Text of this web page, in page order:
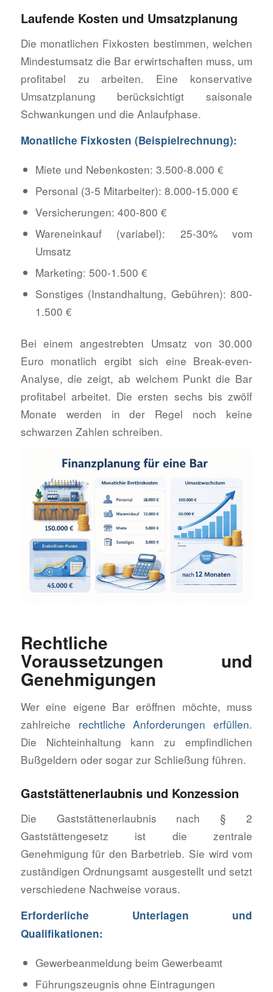
Laufende Kosten und Umsatzplanung
Die monatlichen Fixkosten bestimmen, welchen
Mindestumsatz die Bar erwirtschaften muss, um
profitabel zu arbeiten. Eine konservative
Umsatzplanung berücksichtigt saisonale
Schwankungen und die Anlaufphase.
Monatliche Fixkosten (Beispielrechnung):
Miete und Nebenkosten: 3.500-8.000 €
Personal (3-5 Mitarbeiter): 8.000-15.000 €
Versicherungen: 400-800 €
Wareneinkauf (variabel): 25-30% vom
Umsatz
Marketing: 500-1.500 €
Sonstiges (Instandhaltung, Gebühren): 800-
1.500 €
Bei einem angestrebten Umsatz von 30.000
Euro monatlich ergibt sich eine Break-even-
Analyse, die zeigt, ab welchem Punkt die Bar
profitabel arbeitet. Die ersten sechs bis zwölf
Monate werden in der Regel noch keine
schwarzen Zahlen schreiben.
Rechtliche
Voraussetzungen und
Genehmigungen
Wer eine eigene Bar eröffnen möchte, muss
zahlreiche rechtliche Anforderungen erfüllen.
Die Nichteinhaltung kann zu empfindlichen
Bußgeldern oder sogar zur Schließung führen.
Gaststättenerlaubnis und Konzession
Die Gaststättenerlaubnis nach § 2
Gaststättengesetz ist die zentrale
Genehmigung für den Barbetrieb. Sie wird vom
zuständigen Ordnungsamt ausgestellt und setzt
verschiedene Nachweise voraus.
Erforderliche Unterlagen und
Qualifikationen:
Gewerbeanmeldung beim Gewerbeamt
Führungszeugnis ohne Eintragungen